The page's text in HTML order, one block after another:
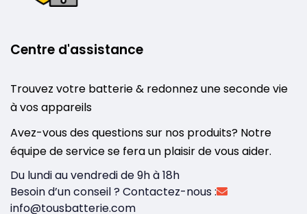
Centre d'assistance
Trouvez votre batterie & redonnez une seconde vie
à vos appareils
Avez-vous des questions sur nos produits? Notre
équipe de service se fera un plaisir de vous aider.
Du lundi au vendredi de 9h à 18h
Besoin d’un conseil ? Contactez-nous :
info@tousbatterie.com